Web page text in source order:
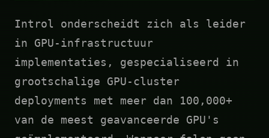
Introl onderscheidt zich als leider
in GPU-infrastructuur
implementaties, gespecialiseerd in
grootschalige GPU-cluster
deployments met meer dan 100,000+
van de meest geavanceerde GPU's